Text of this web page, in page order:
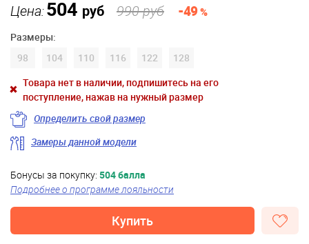
Цена:504 руб 990 руб -49%
Размеры:
98
104 110 116 122
128
Товара нет в наличии, подпишитесь на его
поступление, нажав на нужный размер
Определить свой размер
Замеры данной модели
Бонусы за покупку: 504 балла
Подробнее о программе лояльности
Купить